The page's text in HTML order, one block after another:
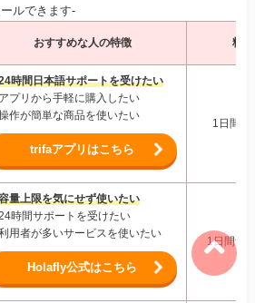
ルできます-
おすすめな人の特徴 料
時間日本語サポートを受けたい
アプリから手軽に購入したい
操作が簡単な商品を使いたい
trifaアプリはこちら
1日間
量上限を気にせず使いたい
24時間サポートを受けたい
利用者が多いサービスを使いたい
Holafly公式はこちら
1日間無